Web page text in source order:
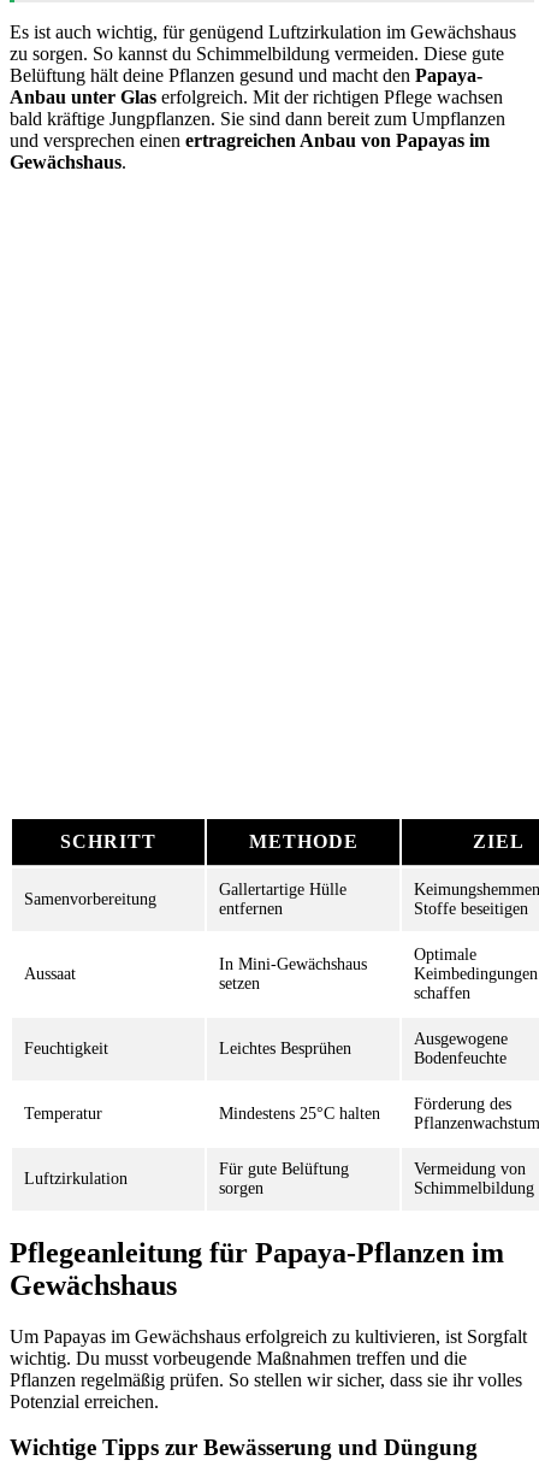
Es ist auch wichtig, für genügend Luftzirkulation im Gewächshaus
zu sorgen. So kannst du Schimmelbildung vermeiden. Diese gute
Belüftung hält deine Pflanzen gesund und macht den Papaya-
Anbau unter Glas erfolgreich. Mit der richtigen Pflege wachsen
bald kräftige Jungpflanzen. Sie sind dann bereit zum Umpflanzen
und versprechen einen ertragreichen Anbau von Papayas im
Gewächshaus.
SCHRITT METHODE ZIEL
Samenvorbereitung
Gallertartige Hülle
entfernen
Stoffe beseitigen
Aussaat
In Mini-Gewächshaus
setzen
Optimale
Keimbedingungen
schaffen
Feuchtigkeit Leichtes Besprühen
Ausgewogene
Bodenfeuchte
Temperatur Mindestens 25°C halten
Förderung des
Luftzirkulation
Für gute Belüftung
sorgen
Vermeidung von
Schimmelbildung
Pflegeanleitung für Papaya-Pflanzen im
Gewächshaus
Um Papayas im Gewächshaus erfolgreich zu kultivieren, ist Sorgfalt
wichtig. Du musst vorbeugende Maßnahmen treffen und die
Pflanzen regelmäßig prüfen. So stellen wir sicher, dass sie ihr volles
Potenzial erreichen.
Wichtige Tipps zur Bewässerung und Düngung